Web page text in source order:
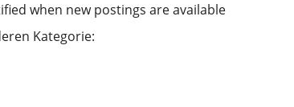
when new postings are available
Kategorie: